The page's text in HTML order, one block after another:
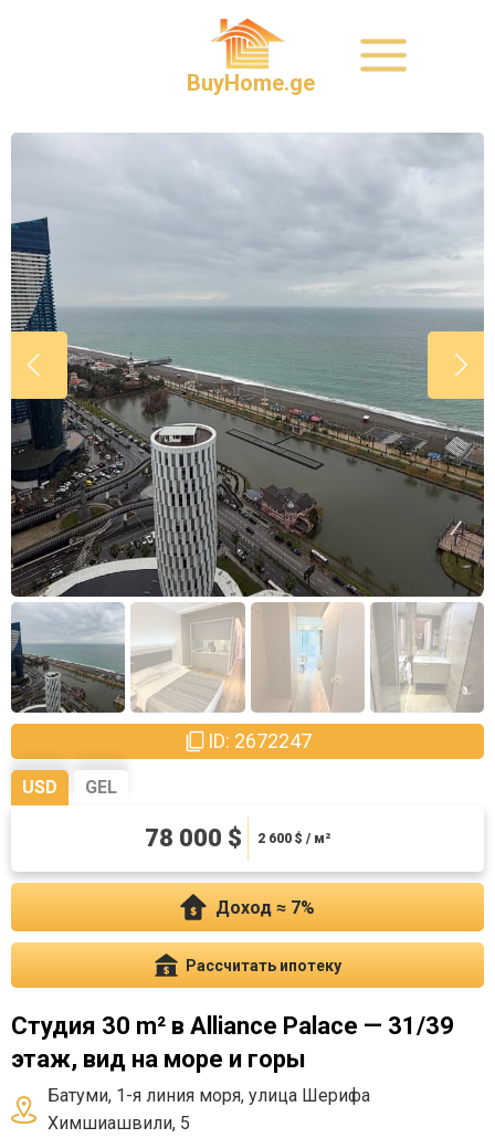
BuyHome.ge
ID: 2672247
USD GEL
78 000 $ 2 600 $ / м²
210600 ₾ 7020 ₾ / м²
Доход ≈ 7%
Рассчитать ипотеку
Студия 30 m² в Alliance Palace — 31/39
этаж, вид на море и горы
Батуми, 1-я линия моря, улица Шерифа
Химшиашвили, 5